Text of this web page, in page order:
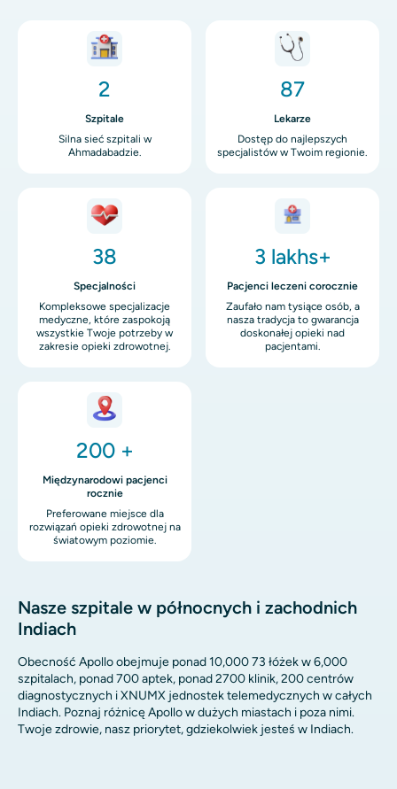
Obraz
2
Szpitale
Silna sieć szpitali w
Ahmadabadzie.
Obraz
87
Lekarze
Dostęp do najlepszych
specjalistów w Twoim regionie.
Obraz
38
Specjalności
Kompleksowe specjalizacje
medyczne, które zaspokoją
wszystkie Twoje potrzeby w
zakresie opieki zdrowotnej.
Obraz
3 lakhs+
Pacjenci leczeni corocznie
Zaufało nam tysiące osób, a
nasza tradycja to gwarancja
doskonałej opieki nad
pacjentami.
Obraz
200 +
Międzynarodowi pacjenci
rocznie
Preferowane miejsce dla
rozwiązań opieki zdrowotnej na
światowym poziomie.
Nasze szpitale w północnych i zachodnich
Indiach
Obecność Apollo obejmuje ponad 10,000 73 łóżek w 6,000
szpitalach, ponad 700 aptek, ponad 2700 klinik, 200 centrów
diagnostycznych i XNUMX jednostek telemedycznych w całych
Indiach. Poznaj różnicę Apollo w dużych miastach i poza nimi.
Twoje zdrowie, nasz priorytet, gdziekolwiek jesteś w Indiach.